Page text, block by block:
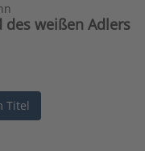
des weißen Adlers
Titel